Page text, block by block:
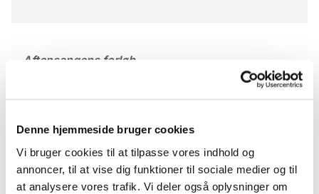
Denne hjemmeside bruger cookies
Vi bruger cookies til at tilpasse vores indhold og
annoncer, til at vise dig funktioner til sociale medier og til
at analysere vores trafik. Vi deler også oplysninger om
Aftensangens forløb
Der er aftensang mandag til lørdag kl. 17.30 – 18 i
Aftensangens forløb (med undtagelse af onsdag)
Præludium
1. salme